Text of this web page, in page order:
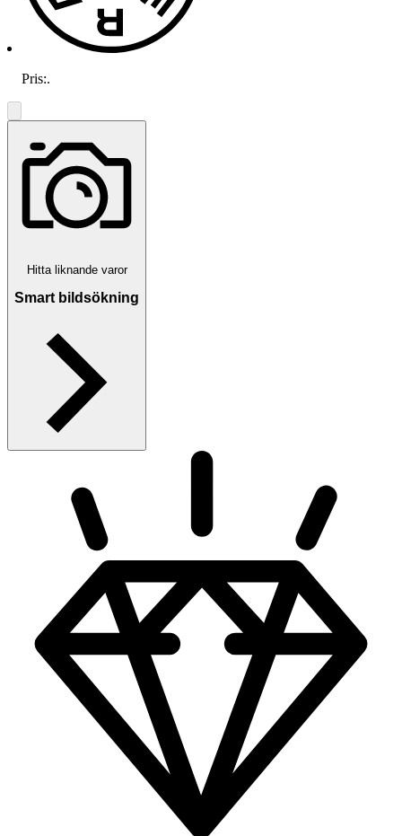
Pris:.
Hitta liknande varor
Smart bildsökning